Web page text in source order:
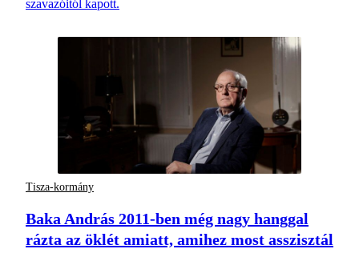
szavazóitól kapott.
Tisza-kormány
Baka András 2011-ben még nagy hanggal
rázta az öklét amiatt, amihez most asszisztál